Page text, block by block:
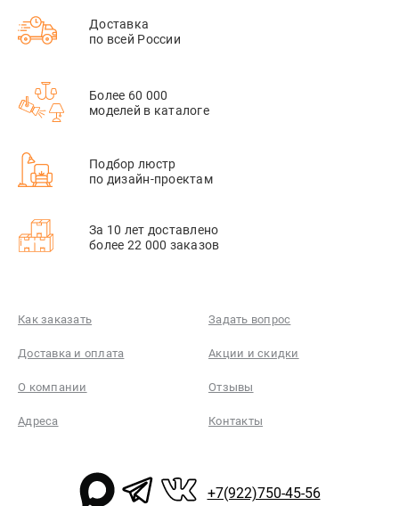
Доставка
по всей России
Более 60 000
моделей в каталоге
Подбор люстр
по дизайн-проектам
За 10 лет доставлено
более 22 000 заказов
Как заказать Задать вопрос
Доставка и оплата Акции и скидки
О компании Отзывы
Адреса Контакты
+7(922)750-45-56